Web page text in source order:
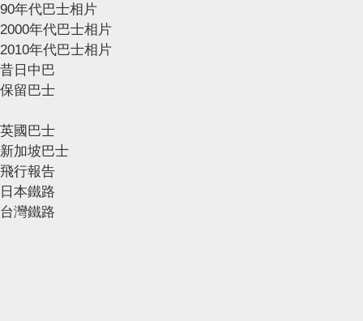
90年代巴士相片
2000年代巴士相片
2010年代巴士相片
昔日中巴
保留巴士
英國巴士
新加坡巴士
飛行報告
日本鐵路
台灣鐵路